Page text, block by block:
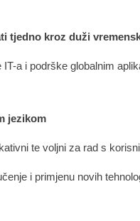
tjedno kroz duži
a i podrške globalnim
jezikom
te voljni za rad s
i primjenu novih